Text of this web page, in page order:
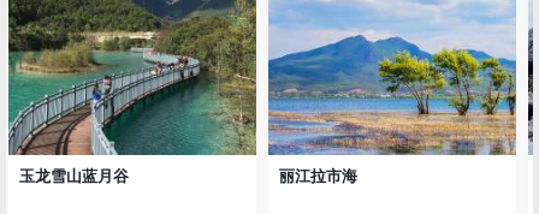
山蓝月谷 丽江拉市海